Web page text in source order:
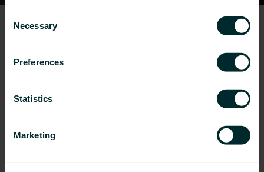
Selection
Necessary
Preferences
Statistics
Marketing
Unsere 10 Bekenntnisse
Wir haben diese 10 Bekenntnisse als
Integration von Nachhaltigkeit für jeden
Bereich unseres Unternehmens festgelegt.
Mehr erfahren